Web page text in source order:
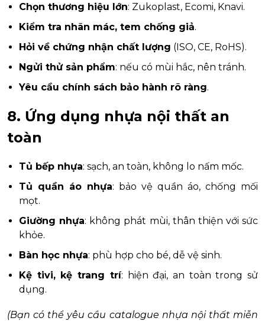
Chọn thương hiệu lớn: Zukoplast, Ecomi, Knavi.
Kiểm tra nhãn mác, tem chống giả.
Hỏi về chứng nhận chất lượng (ISO, CE, RoHS).
Ngửi thử sản phẩm: nếu có mùi hắc, nên tránh.
Yêu cầu chính sách bảo hành rõ ràng.
8. Ứng dụng nhựa nội thất an
toàn
Tủ bếp nhựa: sạch, an toàn, không lo nấm mốc.
Tủ quần áo nhựa: bảo vệ quần áo, chống mối
mọt.
Giường nhựa: không phát mùi, thân thiện với sức
khỏe.
Bàn học nhựa: phù hợp cho bé, dễ vệ sinh.
Kệ tivi, kệ trang trí: hiện đại, an toàn trong sử
dụng.
(Bạn có thể yêu cầu catalogue nhựa nội thất miễn